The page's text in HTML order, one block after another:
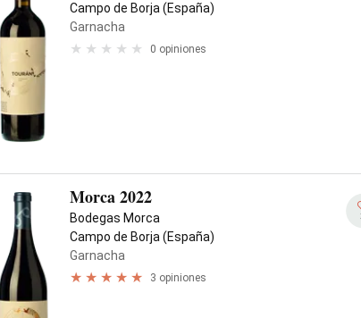
Campo de Borja (España)
Garnacha
0 opiniones
Morca 2022
Bodegas Morca
Campo de Borja (España)
Garnacha
3 opiniones